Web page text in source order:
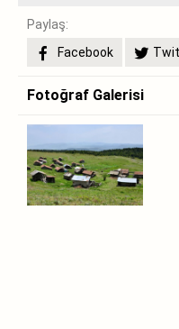
Paylaş:
Facebook
Fotoğraf Galerisi